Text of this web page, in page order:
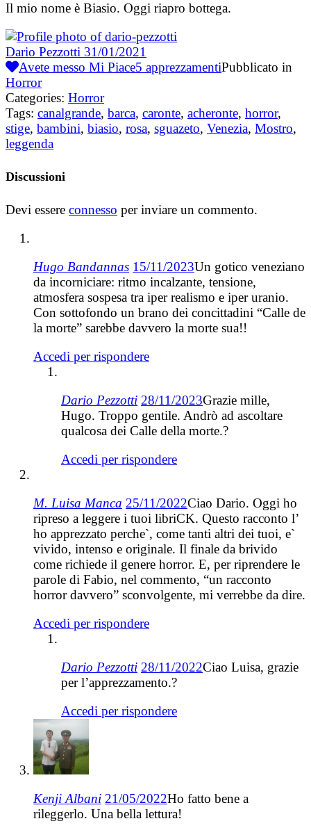
Il mio nome è Biasio. Oggi riapro bottega.
Dario Pezzotti 31/01/2021
Avete messo Mi Piace5 apprezzamentiPubblicato in
Horror
Categories: Horror
Tags: canalgrande, barca, caronte, acheronte, horror,
stige, bambini, biasio, rosa, sguazeto, Venezia, Mostro,
leggenda
Discussioni
Devi essere connesso per inviare un commento.
Hugo Bandannas 15/11/2023Un gotico veneziano
da incorniciare: ritmo incalzante, tensione,
atmosfera sospesa tra iper realismo e iper uranio.
Con sottofondo un brano dei concittadini “Calle de
la morte” sarebbe davvero la morte sua!!
Accedi per rispondere
Dario Pezzotti 28/11/2023Grazie mille,
Hugo. Troppo gentile. Andrò ad ascoltare
qualcosa dei Calle della morte.?
Accedi per rispondere
M. Luisa Manca 25/11/2022Ciao Dario. Oggi ho
ripreso a leggere i tuoi libriCK. Questo racconto l’
ho apprezzato perche`, come tanti altri dei tuoi, e`
vivido, intenso e originale. Il finale da brivido
come richiede il genere horror. E, per riprendere le
parole di Fabio, nel commento, “un racconto
horror davvero” sconvolgente, mi verrebbe da dire.
Accedi per rispondere
Dario Pezzotti 28/11/2022Ciao Luisa, grazie
per l’apprezzamento.?
Accedi per rispondere
Kenji Albani 21/05/2022Ho fatto bene a
rileggerlo. Una bella lettura!